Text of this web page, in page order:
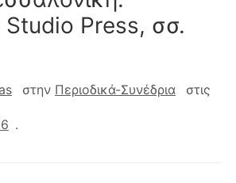
Press, σσ.
στην Περιοδικά-Συνέδρια στις
.